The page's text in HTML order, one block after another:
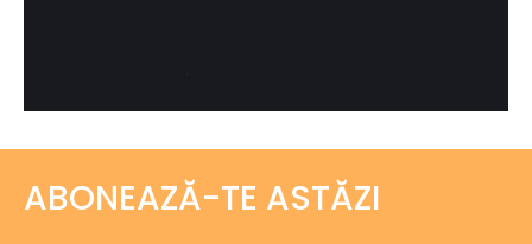
ABONEAZĂ-TE ASTĂZI